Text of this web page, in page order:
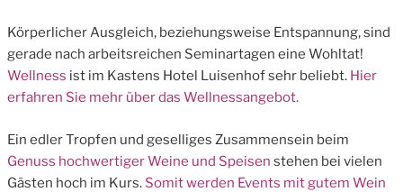
Körperlicher Ausgleich, beziehungsweise Entspannung, sind
gerade nach arbeitsreichen Seminartagen eine Wohltat!
Wellness ist im Kastens Hotel Luisenhof sehr beliebt. Hier
erfahren Sie mehr über das Wellnessangebot.
Ein edler Tropfen und geselliges Zusammensein beim
Genuss hochwertiger Weine und Speisen stehen bei vielen
Gästen hoch im Kurs. Somit werden Events mit gutem Wein